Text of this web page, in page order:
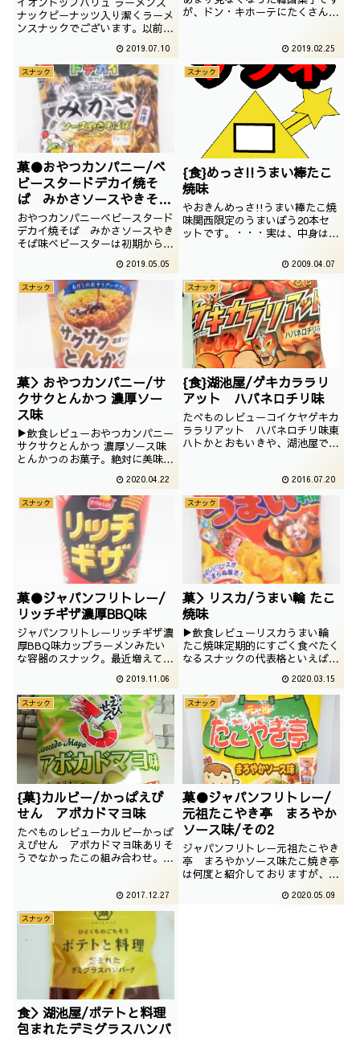
ナックピーナッツ入り潔くラーメ
ンスナックでございます。以前紹
が、ヒットしなかったので初紹介
でございます。撮影日は2018年
11月
2019.07.10
が、ドン・キホーテにたくさん売
ブームということでブランド物に
なったのでしょうかね。撮影日は
2019年02月
2019.02.25
スナック
菓●おやつカンパニー/ベ
ビースタードデカイ焼そ
ば みかさソースやきそば
味
おやつカンパニーベビースタード
デカイ焼そば みかさソースやき
そば味ベビースターは初期からや
ベビースターのらーめんではない
感じからしたら、だいぶ王道でご
ざいます。撮影日は2019年04月
2019.05.05
スナック
{食}めっさ!!うまい棒たこ
焼味
やおきんめっさ!!うまい棒たこ焼
味関西限定のうまいぼう20本セ
ットです。・・・実は、中身は普
2009.04.07
スナック
菓＞おやつカンパニー/サ
クサクとんかつ 濃厚ソー
ス味
▶飲食レビューおやつカンパニー
サクサクとんかつ 濃厚ソース味
とんかつのお菓子。絶対に美味し
2020.04.22
スナック
{食}湖池屋/ゲキカララリ
アット ハバネロチリ味
たべものレビューコイケヤゲキカ
ララリアット ハバネロチリ味東
ハトかとおもいきや、湖池屋でご
で、これはすごく気になるところ
でございます。撮影日は2014年
10月
2016.07.20
スナック
菓●ジャパンフリトレー/
リッチギザ濃厚BBQ味
ジャパンフリトレーリッチギザ濃
厚BBQ味カップラーメンみたい
な容器のスナック。最近増えてき
に見えますね。撮影日は2019年
08月
2019.11.06
スナック
菓＞リスカ/うまい輪 たこ
焼味
▶飲食レビューリスカうまい輪
たこ焼味定期的にすごく食べたく
なるスナックの代表格といえば、
ということで、今回はこちらをチ
ョイスいたします。撮影：2019
年10月
2020.03.15
スナック
{菓}カルビー/かっぱえび
せん アボカドマヨ味
たべものレビューカルビーかっぱ
えびせん アボカドマヨ味ありそ
うでなかったこの組み合わせ。ま
2017.12.27
スナック
菓●ジャパンフリトレー/
元祖たこやき亭 まろやか
ソース味/その2
ジャパンフリトレー元祖たこやき
亭 まろやかソース味たこ焼き亭
は何度と紹介しておりますが、普
ございます。撮影日は2018年10
2020.05.09
スナック
食＞湖池屋/ポテトと料理
包まれたデミグラスハンバ